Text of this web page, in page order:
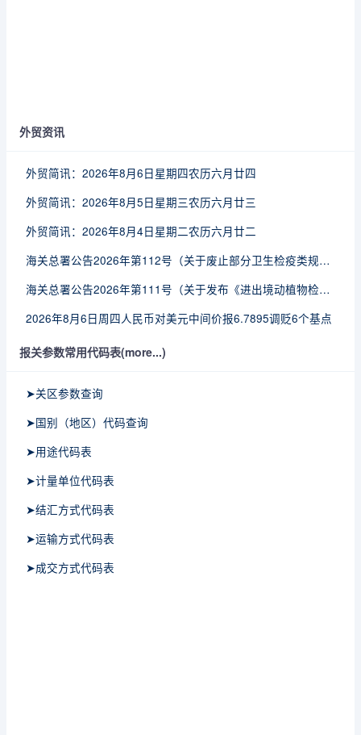
外贸资讯
外贸简讯：2026年8月6日星期四农历六月廿四
外贸简讯：2026年8月5日星期三农历六月廿三
外贸简讯：2026年8月4日星期二农历六月廿二
海关总署公告2026年第112号（关于废止部分卫生检疫类规范性文件的公告）
海关总署公告2026年第111号（关于发布《进出境动植物检疫处理监督管理工作规定》《进出境卫生处理监督管理工作规定》的公告）
2026年8月6日周四人民币对美元中间价报6.7895调贬6个基点
报关参数常用代码表(more...)
➤关区参数查询
➤国别（地区）代码查询
➤用途代码表
➤计量单位代码表
➤结汇方式代码表
➤运输方式代码表
➤成交方式代码表